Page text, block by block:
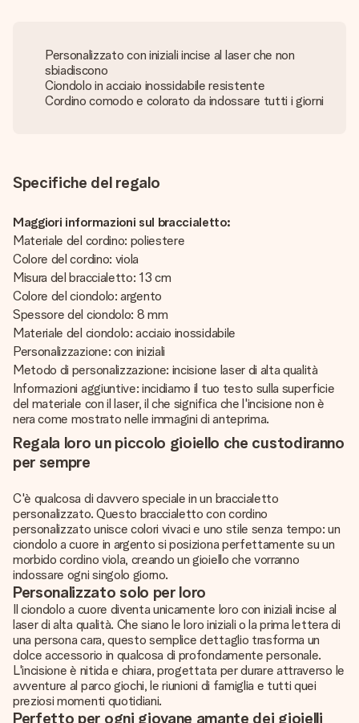
Personalizzato con iniziali incise al laser che non
sbiadiscono
Ciondolo in acciaio inossidabile resistente
Cordino comodo e colorato da indossare tutti i giorni
Specifiche del regalo
Maggiori informazioni sul braccialetto:
Materiale del cordino: poliestere
Colore del cordino: viola
Misura del braccialetto: 13 cm
Colore del ciondolo: argento
Spessore del ciondolo: 8 mm
Materiale del ciondolo: acciaio inossidabile
Personalizzazione: con iniziali
Metodo di personalizzazione: incisione laser di alta qualità
Informazioni aggiuntive: incidiamo il tuo testo sulla superficie
del materiale con il laser, il che significa che l'incisione non è
nera come mostrato nelle immagini di anteprima.
Regala loro un piccolo gioiello che custodiranno
per sempre
C'è qualcosa di davvero speciale in un braccialetto
personalizzato. Questo braccialetto con cordino
personalizzato unisce colori vivaci e uno stile senza tempo: un
ciondolo a cuore in argento si posiziona perfettamente su un
morbido cordino viola, creando un gioiello che vorranno
indossare ogni singolo giorno.
Personalizzato solo per loro
Il ciondolo a cuore diventa unicamente loro con iniziali incise al
laser di alta qualità. Che siano le loro iniziali o la prima lettera di
una persona cara, questo semplice dettaglio trasforma un
dolce accessorio in qualcosa di profondamente personale.
L'incisione è nitida e chiara, progettata per durare attraverso le
avventure al parco giochi, le riunioni di famiglia e tutti quei
preziosi momenti quotidiani.
Perfetto per ogni giovane amante dei gioielli